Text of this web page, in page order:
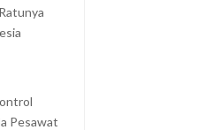
Pesawat